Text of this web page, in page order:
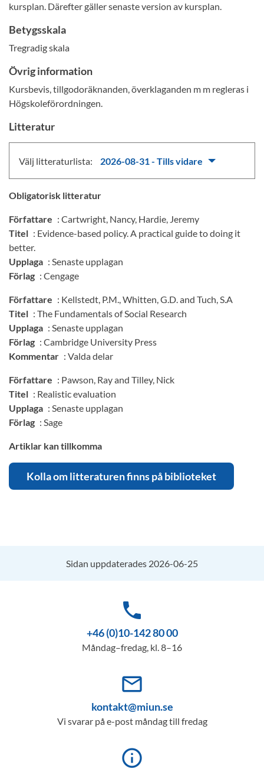
kursplan. Därefter gäller senaste version av kursplan.
Betygsskala
Tregradig skala
Övrig information
Kursbevis, tillgodoräknanden, överklaganden m m regleras i
Högskoleförordningen.
Litteratur
Välj litteraturlista: 2026-08-31 - Tills vidare
Obligatorisk litteratur
Författare : Cartwright, Nancy, Hardie, Jeremy
Titel : Evidence-based policy. A practical guide to doing it
better.
Upplaga : Senaste upplagan
Förlag : Cengage
Författare : Kellstedt, P.M., Whitten, G.D. and Tuch, S.A
Titel : The Fundamentals of Social Research
Upplaga : Senaste upplagan
Förlag : Cambridge University Press
Kommentar : Valda delar
Författare : Pawson, Ray and Tilley, Nick
Titel : Realistic evaluation
Upplaga : Senaste upplagan
Förlag : Sage
Artiklar kan tillkomma
Kolla om litteraturen finns på biblioteket
Sidan uppdaterades 2026-06-25
phone
+46 (0)10-142 80 00
Måndag–fredag, kl. 8–16
mail_outline
kontakt@miun.se
Vi svarar på e-post måndag till fredag
info_outline